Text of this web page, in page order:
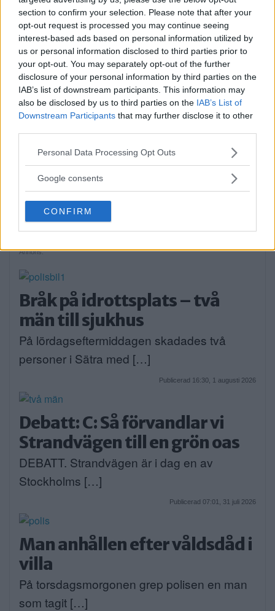
section to confirm your selection. Please note that after your
opt-out request is processed you may continue seeing
interest-based ads based on personal information utilized by
us or personal information disclosed to third parties prior to
your opt-out. You may separately opt-out of the further
disclosure of your personal information by third parties on the
IAB’s list of downstream participants. This information may
also be disclosed by us to third parties on the IAB’s List of
Downstream Participants that may further disclose it to other
Please note that this website/app uses one or more Google
not limited to your visit or usage behaviour. You may click to
use your data for below specified purposes in below Google
consent section.
Personal Data Processing Opt Outs
Google consents
CONFIRM
Sommartorget i Älvsjö
öppnar: Familjärt
På måndagseftermiddagen öppnade
aktiviteterna på Älvsjö torg. Artisten […]
Publicerad 16:23, 3 augusti 2026
Flydde i kajak – greps
På söndagsmorgonen följde polisen en man
på Långsjön […]
Annons:
Bråk på idrottsplats – två
män till sjukhus
På lördagseftermiddagen skadades två
personer i Sätra med […]
Publicerad 16:30, 1 augusti 2026
Debatt: C: Så förvandlar vi
Strandvägen till en grön oas
DEBATT. Strandvägen är i dag en av
Stockholms […]
Publicerad 07:01, 31 juli 2026
Man anhållen efter våldsdåd i
villa
På torsdagsmorgonen grep polisen en man
som tagit […]